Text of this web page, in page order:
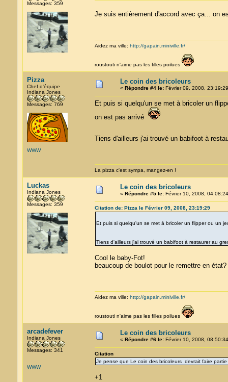
Messages: 359
Je suis entièrement d'accord avec ça... on
Aidez ma ville: http://gapain.miniville.fr/
roustouti n'aime pas les filles poilues
Pizza
Chef d'équipe
Indiana Jones
Messages: 769
WWW
Le coin des bricoleurs
« Répondre #4 le:Février 09, 2008,
Et puis si quelqu'un se met à bricoler un
on est pas arrivé
Tiens d'ailleurs j'ai trouvé un babifoot à
La pizza c'est sympa, mangez-en !
Luckas
Indiana Jones
Messages: 359
Le coin des bricoleurs
« Répondre #5 le:Février 10, 2008,
Citation de: Pizza le Février 09, 2008, 23:19:29
Et puis si quelqu'un se met à bricoler un flipper ou un
Tiens d'ailleurs j'ai trouvé un babifoot à restaurer au
Cool le baby-Fot!
beaucoup de boulot pour le remettre en état?
Aidez ma ville: http://gapain.miniville.fr/
roustouti n'aime pas les filles poilues
arcadefever
Indiana Jones
Messages: 341
WWW
Le coin des bricoleurs
« Répondre #6 le:Février 10, 2008,
Citation
Je pense que Le coin des bricoleurs devrait faire
+1